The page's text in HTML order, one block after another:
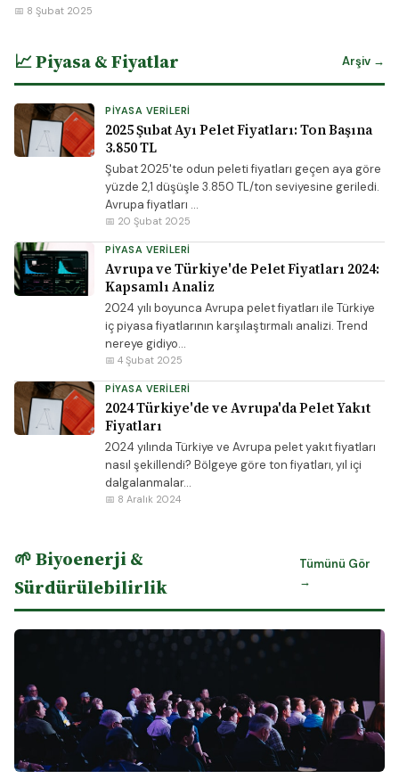
📅 8 Şubat 2025
📈 Piyasa & Fiyatlar Arşiv →
PIYASA VERILERI
2025 Şubat Ayı Pelet Fiyatları: Ton Başına
3.850 TL
Şubat 2025'te odun peleti fiyatları geçen aya göre
yüzde 2,1 düşüşle 3.850 TL/ton seviyesine geriledi.
Avrupa fiyatları ...
📅 20 Şubat 2025
PIYASA VERILERI
Avrupa ve Türkiye'de Pelet Fiyatları 2024:
Kapsamlı Analiz
2024 yılı boyunca Avrupa pelet fiyatları ile Türkiye
iç piyasa fiyatlarının karşılaştırmalı analizi. Trend
nereye gidiyo...
📅 4 Şubat 2025
PIYASA VERILERI
2024 Türkiye'de ve Avrupa'da Pelet Yakıt
Fiyatları
2024 yılında Türkiye ve Avrupa pelet yakıt fiyatları
nasıl şekillendi? Bölgeye göre ton fiyatları, yıl içi
dalgalanmalar...
📅 8 Aralık 2024
🌱 Biyoenerji &
Sürdürülebilirlik
Tümünü Gör
→